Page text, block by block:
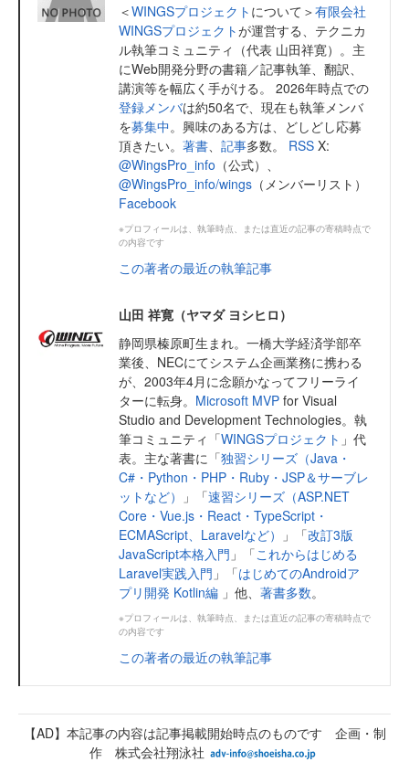
＜WINGSプロジェクト について＞有限会社
WINGSプロジェクトが運営する、テクニカ
ル執筆コミュニティ（代表 山田祥寛）。主
にWeb開発分野の書籍／記事執筆、翻訳、
講演等を幅広く手がける。 2026年時点での
登録メンバは約50名で、現在も執筆メンバ
を募集中。興味のある方は、どしどし応募
頂きたい。 著書 記事多数。 RSS X:
@WingsPro_info （公式）、
@WingsPro_info/wings （メンバーリスト）
Facebook
※プロフィールは、執筆時点、または直近の記事の寄稿時点で
の内容です
この著者の最近の執筆記事
山田 祥寛（ヤマダ ヨシヒロ）
静岡県榛原町生まれ。一橋大学経済学部卒
業後、NECにてシステム企画業務に携わる
が、2003年4月に念願かなってフリーライ
ターに転身。 Microsoft MVP for Visual
Studio and Development Technologies。執
筆コミュニティ「WINGSプロジェクト 」代
表。主な著書に「独習シリーズ（Java・
C#・Python・PHP・Ruby・JSP＆サーブレ
ットなど）
」「速習シリーズ（ASP.NET
Core・Vue.js・React・TypeScript・
ECMAScript、Laravelなど）
」「改訂3版
JavaScript本格入門 」「これからはじめる
Laravel実践入門 」「はじめてのAndroidア
プリ開発 Kotlin編 」他、 著書多数。
※プロフィールは、執筆時点、または直近の記事の寄稿時点で
の内容です
この著者の最近の執筆記事
【AD】本記事の内容は記事掲載開始時点のものです 企画・制
作 株式会社翔泳社